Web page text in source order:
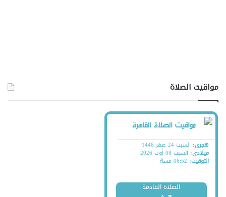
مواقيت الصلاة